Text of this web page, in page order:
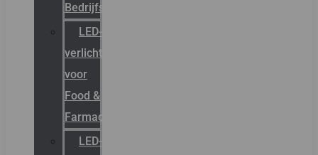
Bedrijfshal
LED-
verlichting
voor
Food &
Farmacie
LED-